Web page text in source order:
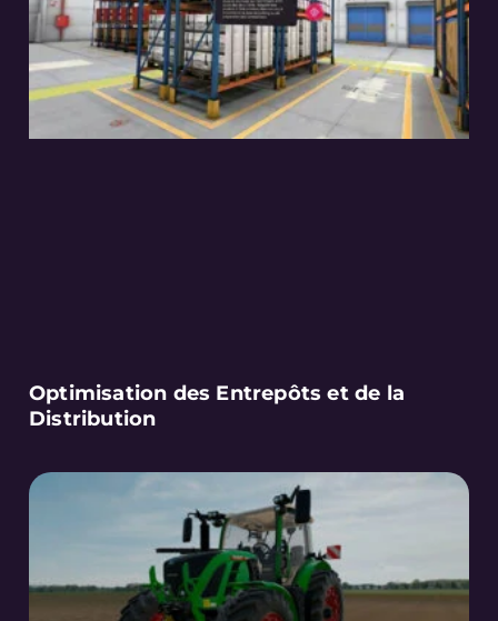
Optimisation des Entrepôts et de la
Distribution